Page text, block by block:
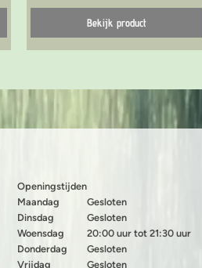
Bekijk product
Openingstijden
Maandag
Dinsdag
Woensdag
Donderdag
Vrijdag
Gesloten
Gesloten
20:00 uur tot 21:30 uur
Gesloten
Gesloten